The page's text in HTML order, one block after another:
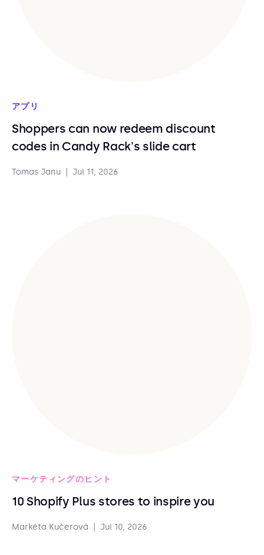
アプリ
Shoppers can now redeem discount
codes in Candy Rack's slide cart
Tomas Janu Jul 11, 2026
マーケティングのヒント
10 Shopify Plus stores to inspire you
Markéta Kučerová Jul 10, 2026